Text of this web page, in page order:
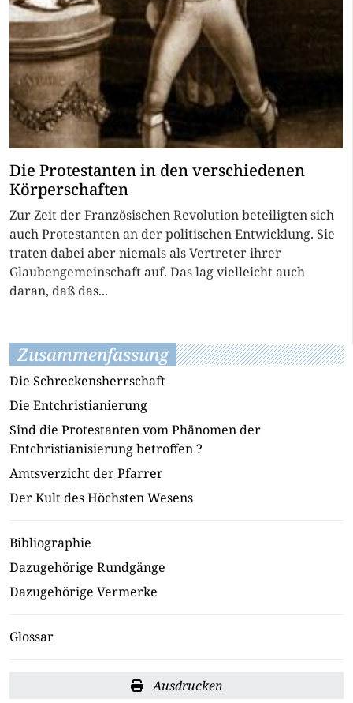
Die Protestanten in den verschiedenen
Körperschaften
Zur Zeit der Französischen Revolution beteiligten sich
auch Protestanten an der politischen Entwicklung. Sie
traten dabei aber niemals als Vertreter ihrer
Glaubengemeinschaft auf. Das lag vielleicht auch
daran, daß das...
Zusammenfassung
Die Schreckensherrschaft
Die Entchristianierung
Sind die Protestanten vom Phänomen der
Entchristianisierung betroffen ?
Amtsverzicht der Pfarrer
Der Kult des Höchsten Wesens
Bibliographie
Dazugehörige Rundgänge
Dazugehörige Vermerke
Glossar
Ausdrucken